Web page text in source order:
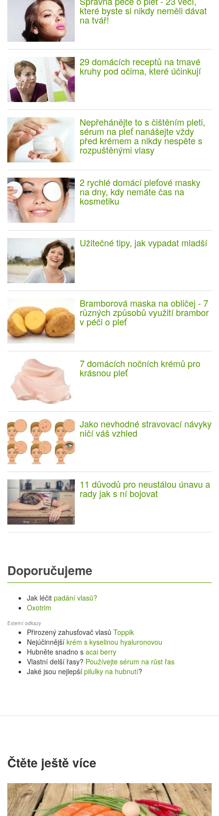
které byste si nikdy neměli dávat
na tvář!
29 domácích receptů na tmavé
kruhy pod očima, které účinkují
Nepřehánějte to s čištěním pleti,
sérum na pleť nanášejte vždy
před krémem a nikdy nespěte s
rozpuštěnými vlasy
2 rychlé domácí pleťové masky
na dny, kdy nemáte čas na
kosmetiku
Užitečné tipy, jak vypadat mladší
Bramborová maska na obličej - 7
různých způsobů využití brambor
v péči o pleť
7 domácích nočních krémů pro
krásnou pleť
Jako nevhodné stravovací návyky
ničí váš vzhled
11 důvodů pro neustálou únavu a
rady jak s ní bojovat
Doporučujeme
Jak léčit padání vlasů?
Oxotrim
Externí odkazy
Přirozený zahusťovač vlasů Toppik
Nejúčinnější krém s kyselinou hyaluronovou
Hubněte snadno s acai berry
Vlastní delší řasy? Používejte sérum na růst řas
Jaké jsou nejlepší pilulky na hubnutí?
Čtěte ještě více